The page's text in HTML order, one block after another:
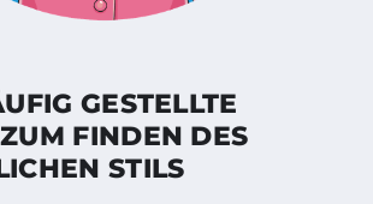
GESTELLTE
FINDEN DES
STILS